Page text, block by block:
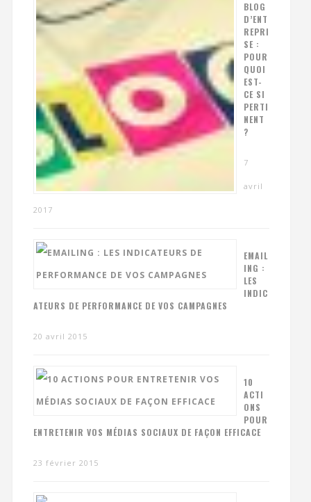
BLOG
D’ENT
REPRI
SE :
POUR
QUOI
EST-
CE SI
PERTI
NENT
?
7
avril
2017
EMAIL
ING :
LES
INDIC
ATEURS DE PERFORMANCE DE VOS CAMPAGNES
20 avril 2015
10
ACTI
ONS
POUR
ENTRETENIR VOS MÉDIAS SOCIAUX DE FAÇON EFFICACE
23 février 2015